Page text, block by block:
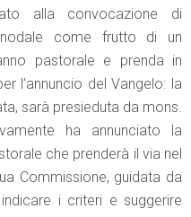
alla convocazione di
come frutto di un
pastorale e prenda in
l’annuncio del Vangelo: la
sarà presieduta da mons.
ha annunciato la
che prenderà il via nel
Commissione, guidata da
i criteri e suggerire